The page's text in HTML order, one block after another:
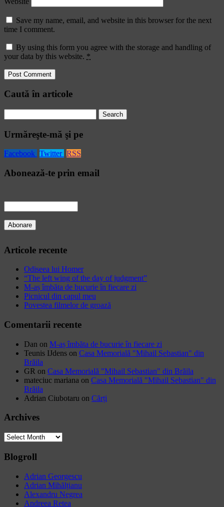
Save my name, email, and website in this browser for the next
time I comment.
By using this form you agree with the storage and handling of
your data by this website. *
Caută în articole
for:
Urmăreşte-mă şi pe
Facebook Twitter RSS
Abonează-te prin email
Articole recente
Odiseea lui Homer
“The left wing of the day of judgment”
M-aș îmbăta de bucurie în fiecare zi
Picnicul din capul meu
Povestea filmelor de groază
Comentarii recente
Dan on M-aș îmbăta de bucurie în fiecare zi
Teunis IJdens on Casa Memorială "Mihail Sebastian" din
Brăila
GR on Casa Memorială "Mihail Sebastian" din Brăila
mateciuc mariana on Casa Memorială "Mihail Sebastian" din
Brăila
Adrian Ciubotaru on Cărți
Archives
Archives
Blogroll
Adrian Georgescu
Adrian Mihălțianu
Alexandru Negrea
Andreea Retea